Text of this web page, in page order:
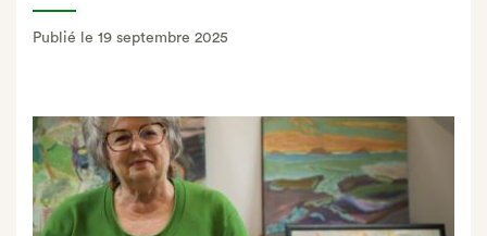
Publié le 19 septembre 2025